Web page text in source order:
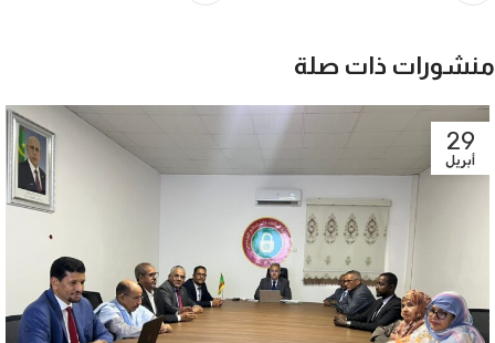
منشورات ذات صلة
29
أبريل